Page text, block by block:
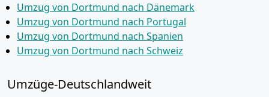
Umzug von Dortmund nach Dänemark
Umzug von Dortmund nach Portugal
Umzug von Dortmund nach Spanien
Umzug von Dortmund nach Schweiz
Umzüge-Deutschlandweit